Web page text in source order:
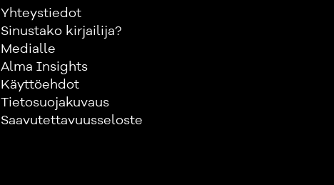
Yhteystiedot
Sinustako kirjailija?
Medialle
Alma Insights
Käyttöehdot
Tietosuojakuvaus
Saavutettavuusseloste